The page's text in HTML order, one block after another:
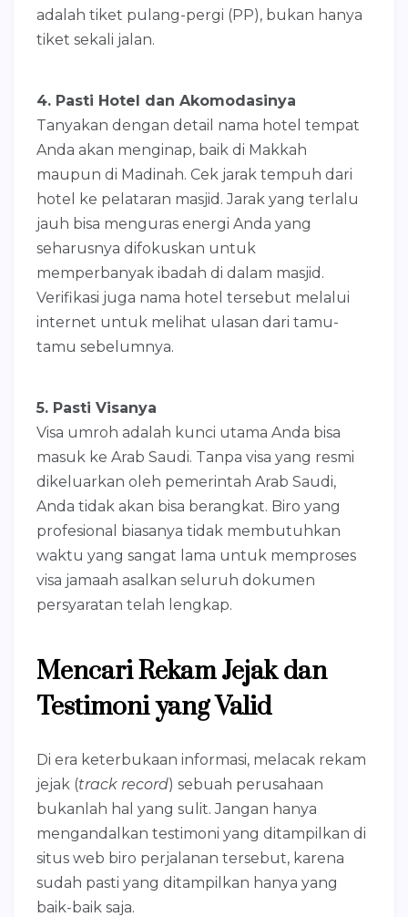
adalah tiket pulang-pergi (PP), bukan hanya
tiket sekali jalan.
4. Pasti Hotel dan Akomodasinya
Tanyakan dengan detail nama hotel tempat
Anda akan menginap, baik di Makkah
maupun di Madinah. Cek jarak tempuh dari
hotel ke pelataran masjid. Jarak yang terlalu
jauh bisa menguras energi Anda yang
seharusnya difokuskan untuk
memperbanyak ibadah di dalam masjid.
Verifikasi juga nama hotel tersebut melalui
internet untuk melihat ulasan dari tamu-
tamu sebelumnya.
5. Pasti Visanya
Visa umroh adalah kunci utama Anda bisa
masuk ke Arab Saudi. Tanpa visa yang resmi
dikeluarkan oleh pemerintah Arab Saudi,
Anda tidak akan bisa berangkat. Biro yang
profesional biasanya tidak membutuhkan
waktu yang sangat lama untuk memproses
visa jamaah asalkan seluruh dokumen
persyaratan telah lengkap.
Mencari Rekam Jejak dan
Testimoni yang Valid
Di era keterbukaan informasi, melacak rekam
jejak (track record) sebuah perusahaan
bukanlah hal yang sulit. Jangan hanya
mengandalkan testimoni yang ditampilkan di
situs web biro perjalanan tersebut, karena
sudah pasti yang ditampilkan hanya yang
baik-baik saja.